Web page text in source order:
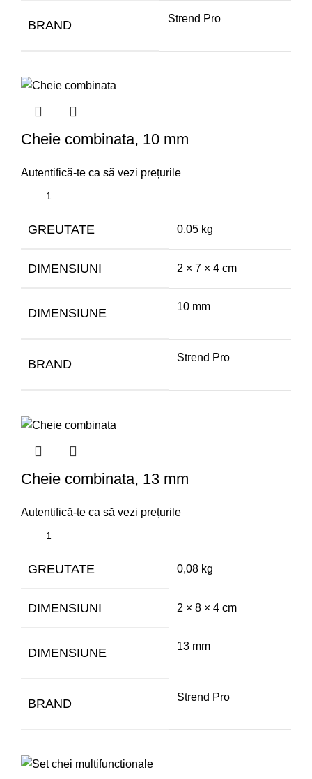
BRAND Strend Pro
Cheie combinata, 10 mm
Autentifică-te ca să vezi prețurile
GREUTATE 0,05 kg
DIMENSIUNI 2 × 7 × 4 cm
DIMENSIUNE 10 mm
BRAND Strend Pro
Cheie combinata, 13 mm
Autentifică-te ca să vezi prețurile
GREUTATE 0,08 kg
DIMENSIUNI 2 × 8 × 4 cm
DIMENSIUNE 13 mm
BRAND Strend Pro